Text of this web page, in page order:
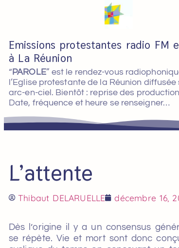
Emissions protestantes radio FM
à La Réunion
“ PAROLE” est le rendez-vous
l’Eglise protestante de la Réunion diffusée
arc-en-ciel. Bientôt : reprise des
Date, fréquence et heure se renseigner…
L’attente
Thibaut DELARUELLE décembre 16,
Dès l’origine il y a un consensus
se répète. Vie et mort sont donc